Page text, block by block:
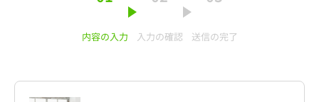
内容の入力 入力の確認 送信の完了